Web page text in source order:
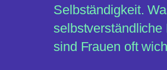
Selbständigkeit.
sind Frauen oft